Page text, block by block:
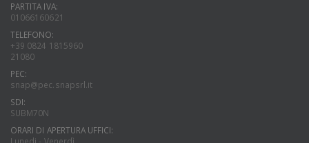
PARTITA IVA:
01066160621
TELEFONO:
+39 0824 1815960
21080
PEC:
snap@pec.snapsrl.it
SDI:
SUBM70N
ORARI DI APERTURA UFFICI: